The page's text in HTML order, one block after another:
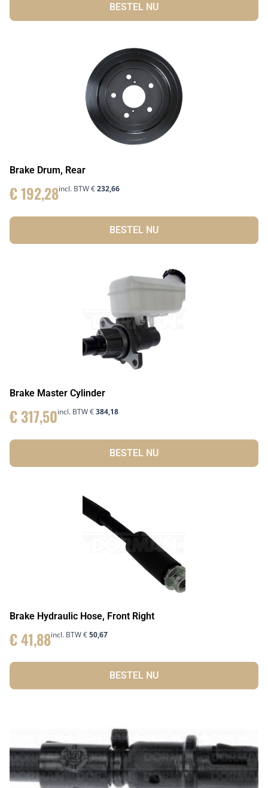
BESTEL NU
Brake Drum, Rear
€192,28incl. BTW€232,66
BESTEL NU
Brake Master Cylinder
€317,50incl. BTW€384,18
BESTEL NU
Brake Hydraulic Hose, Front Right
€41,88incl. BTW€50,67
BESTEL NU